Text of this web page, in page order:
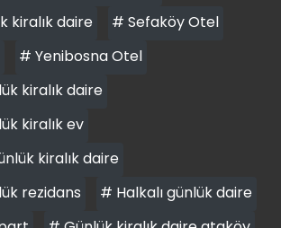
kiralık daire
# Sefaköy Otel
# Yenibosna Otel
kiralık daire
kiralık ev
kiralık daire
rezidans
# Halkalı günlük daire